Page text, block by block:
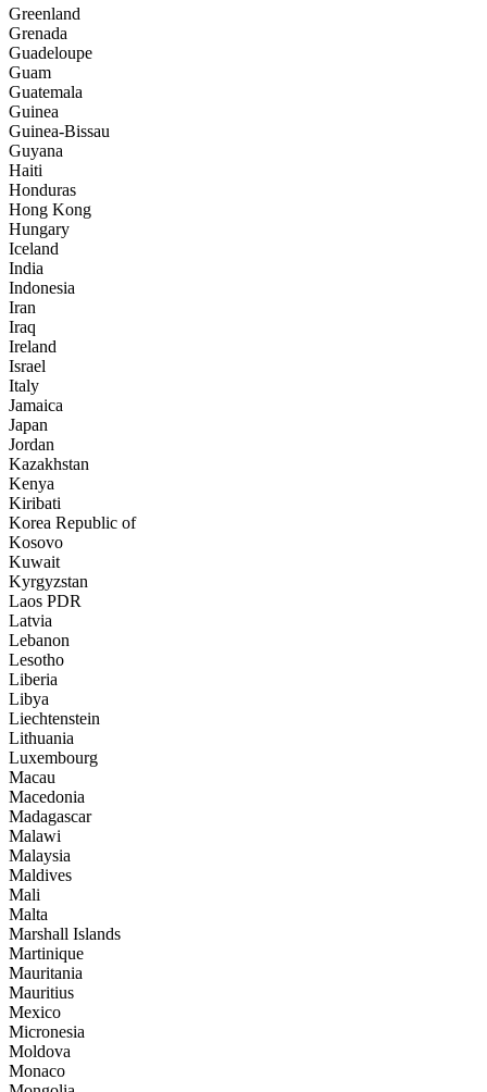
Greenland
Grenada
Guadeloupe
Guam
Guatemala
Guinea
Guinea-Bissau
Guyana
Haiti
Honduras
Hong Kong
Hungary
Iceland
India
Indonesia
Iran
Iraq
Ireland
Israel
Italy
Jamaica
Japan
Jordan
Kazakhstan
Kenya
Kiribati
Korea Republic of
Kosovo
Kuwait
Kyrgyzstan
Laos PDR
Latvia
Lebanon
Lesotho
Liberia
Libya
Liechtenstein
Lithuania
Luxembourg
Macau
Macedonia
Madagascar
Malawi
Malaysia
Maldives
Mali
Malta
Marshall Islands
Martinique
Mauritania
Mauritius
Mexico
Micronesia
Moldova
Monaco